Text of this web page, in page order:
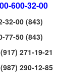
600-32-00
32-00 (843)
77-50 (843)
271-19-21
290-12-85